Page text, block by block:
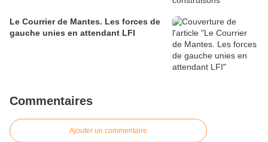
Le Courrier de Mantes. Les forces de
gauche unies en attendant LFI
Commentaires
Ajouter un commentaire